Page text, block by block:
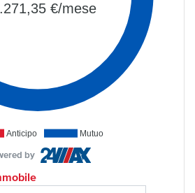
Anticipo Mutuo
€/mese
by